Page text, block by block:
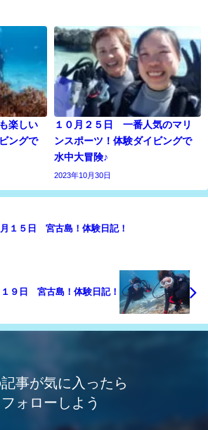
楽しい
ングで
１０月２５日 一番人気のマリ
ンスポーツ！体験ダイビングで
水中大冒険♪
2023年10月30日
月１５日 宮古島！体験日記！
１９日 宮古島！体験日記！
記事が気に入ったら
フォローしよう